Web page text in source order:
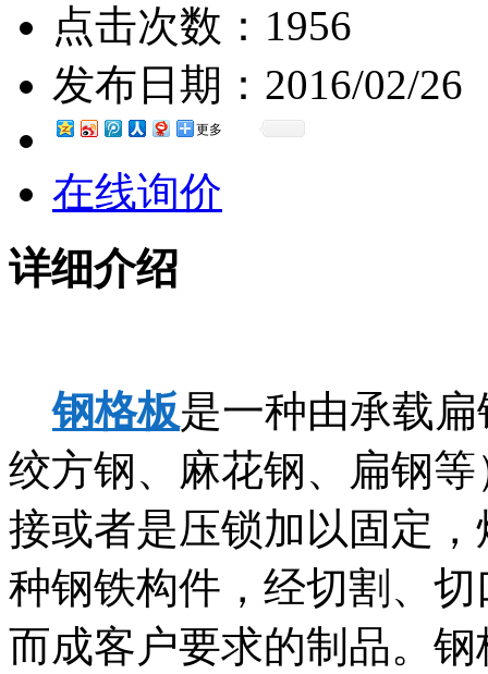
点击次数： 1956
发布日期： 2016/02/26
更多
在线询价
详细介绍
钢格板是一种由承载
绞方钢、麻花钢、扁钢
接或者是压锁加以固定
种钢铁构件，经切割、
而成客户要求的制品。